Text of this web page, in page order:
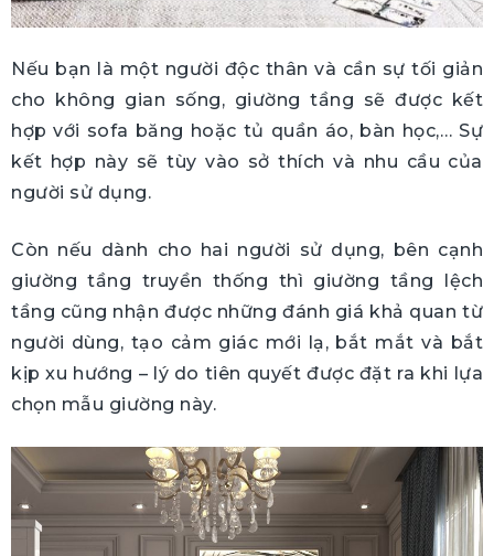
Nếu bạn là một người độc thân và cần sự tối giản
cho không gian sống, giường tầng sẽ được kết
hợp với sofa băng hoặc tủ quần áo, bàn học,… Sự
kết hợp này sẽ tùy vào sở thích và nhu cầu của
người sử dụng.
Còn nếu dành cho hai người sử dụng, bên cạnh
giường tầng truyền thống thì giường tầng lệch
tầng cũng nhận được những đánh giá khả quan từ
người dùng, tạo cảm giác mới lạ, bắt mắt và bắt
kịp xu hướng – lý do tiên quyết được đặt ra khi lựa
chọn mẫu giường này.